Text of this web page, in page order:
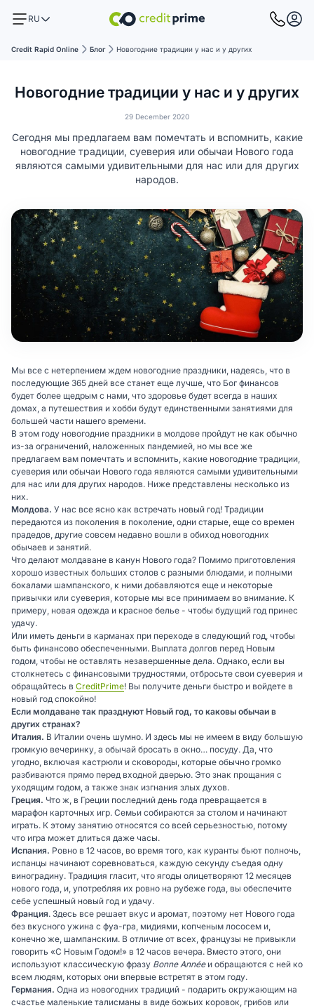
RU
Credit Rapid Online Блог Новогодние традиции у нас и у других
Новогодние традиции у нас и у других
29 December 2020
Сегодня мы предлагаем вам помечтать и вспомнить, какие
новогодние традиции, суеверия или обычаи Нового года
являются самыми удивительными для нас или для других
народов.
Мы все с нетерпением ждем новогодние праздники, надеясь, что в
последующие 365 дней все станет еще лучше, что Бог финансов
будет более щедрым с нами, что здоровье будет всегда в наших
домах, а путешествия и хобби будут единственными занятиями для
большей части нашего времени.
В этом году новогодние праздники в молдове пройдут не как обычно
из-за ограничений, наложенных пандемией, но мы все же
предлагаем вам помечтать и вспомнить, какие новогодние традиции,
суеверия или обычаи Нового года являются самыми удивительными
для нас или для других народов. Ниже представлены несколько из
них.
Молдова. У нас все ясно как встречать новый год! Традиции
передаются из поколения в поколение, одни старые, еще со времен
прадедов, другие совсем недавно вошли в обиход новогодних
обычаев и занятий.
Что делают молдаване в канун Нового года? Помимо приготовления
хорошо известных больших столов с разными блюдами, и полными
бокалами шампанского, к ними добавляются еще и некоторые
привычки или суеверия, которые мы все принимаем во внимание. К
примеру, новая одежда и красное белье - чтобы будущий год принес
удачу.
Или иметь деньги в карманах при переходе в следующий год, чтобы
быть финансово обеспеченными. Выплата долгов перед Новым
годом, чтобы не оставлять незавершенные дела. Однако, если вы
столкнетесь с финансовыми трудностями, отбросьте свои суеверия и
обращайтесь в CreditPrime! Вы получите деньги быстро и войдете в
новый год спокойно!
Если молдаване так празднуют Новый год, то каковы обычаи в
других странах?
Италия. В Италии очень шумно. И здесь мы не имеем в виду большую
громкую вечеринку, а обычай бросать в окно… посуду. Да, что
угодно, включая кастрюли и сковороды, которые обычно громко
разбиваются прямо перед входной дверью. Это знак прощания с
уходящим годом, а также знак изгнания злых духов.
Греция. Что ж, в Греции последний день года превращается в
марафон карточных игр. Семьи собираются за столом и начинают
играть. К этому занятию относятся со всей серьезностью, потому
что игра может длиться даже часы.
Испания. Ровно в 12 часов, во время того, как куранты бьют полночь,
испанцы начинают соревноваться, каждую секунду съедая одну
виноградину. Традиция гласит, что ягоды олицетворяют 12 месяцев
нового года, и, употребляя их ровно на рубеже года, вы обеспечите
себе успешный новый год и удачу.
Франция. Здесь все решает вкус и аромат, поэтому нет Нового года
без вкусного ужина с фуа-гра, мидиями, копченым лососем и,
конечно же, шампанским. В отличие от всех, французы не привыкли
говорить «С Новым Годом!» в 12 часов вечера. Вместо этого, они
используют классическую фразу Bonne Annéeи обращаются с ней ко
всем людям, которых они впервые встретят в этом году.
Германия. Одна из новогодних традиций - подарить окружающим на
счастье маленькие талисманы в виде божьих коровок, грибов или